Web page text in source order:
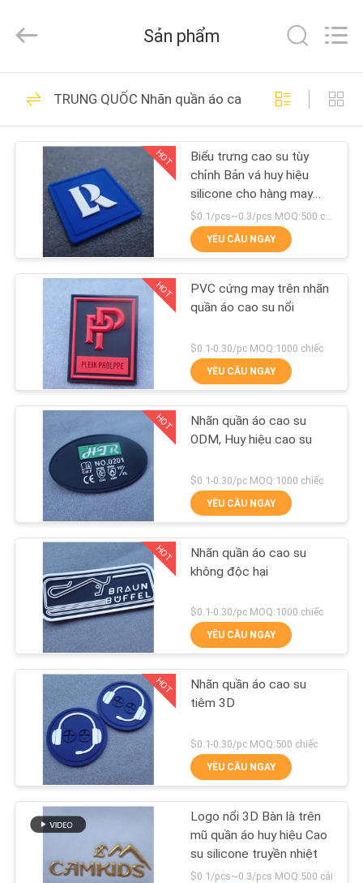
TRANG
CHỦ
SẢN
PHẨM
VỀ
CHÚNG
THAM
QUAN
MÁY
KIỂM
SOÁT
CHẤT
LƯỢNG
LIÊN
HỆ
CHÚNG
YÊU
CẦU
BÁO
T&K
Garment
All
Reserved.
Nhãn Thẻ quần áo
38
Nhãn quần áo in lụa
37
Nhãn quần áo cao
su
Nhãn truyền nhiệt
silicone
100
nhãn chuyển nhiệt
tpu
33
Sản phẩm
TRUNG QUỐC Nhãn quần áo cao su
HOT
Biểu trưng cao su tùy
chỉnh Bản vá huy hiệu
silicone cho hàng may
mặc
$0.1/pcs~0.3/pcs MOQ:500 chiếc
YÊU CẦU NGAY
HOT
PVC cứng may trên nhãn
quần áo cao su nổi
$0.1-0.30/pc MOQ:1000 chiếc
YÊU CẦU NGAY
HOT
Nhãn quần áo cao su
ODM, Huy hiệu cao su
$0.1-0.30/pc MOQ:1000 chiếc
YÊU CẦU NGAY
HOT
Nhãn quần áo cao su
không độc hại
$0.1-0.30/pc MOQ:1000 chiếc
YÊU CẦU NGAY
HOT
Nhãn quần áo cao su
tiêm 3D
$0.1-0.30/pc MOQ:500 chiếc
YÊU CẦU NGAY
Logo nổi 3D Bàn là trên
mũ quần áo huy hiệu Cao
su silicone truyền nhiệt
$0.1/pcs~0.3/pcs MOQ:500 cái